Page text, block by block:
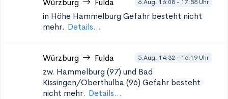
Würzburg Fulda 6.Aug. 16:08 - 17:55 Uhr
in Höhe Hammelburg Gefahr besteht nicht
mehr. Details...
Würzburg Fulda 5.Aug. 14:32 - 16:19 Uhr
zw. Hammelburg (97) und Bad
Kissingen/Oberthulba (96) Gefahr besteht
nicht mehr. Details...